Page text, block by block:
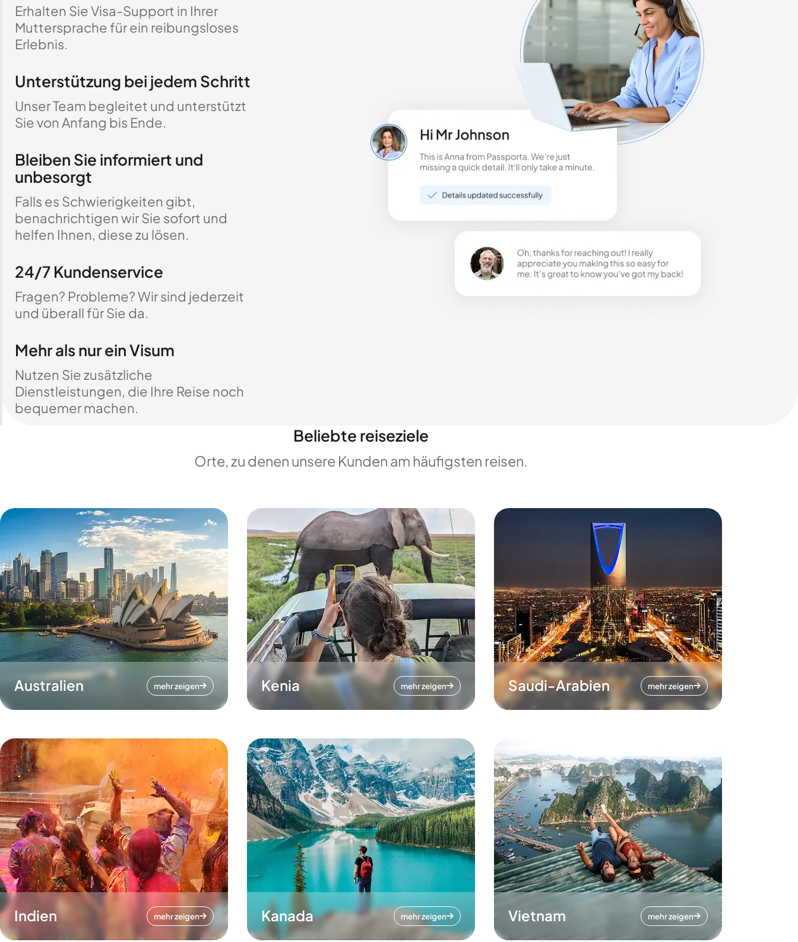
Erhalten Sie Visa-Support in Ihrer
Muttersprache für ein reibungsloses
Erlebnis.
Unterstützung bei jedem Schritt
Unser Team begleitet und unterstützt
Sie von Anfang bis Ende.
Bleiben Sie informiert und
unbesorgt
Falls es Schwierigkeiten gibt,
benachrichtigen wir Sie sofort und
helfen Ihnen, diese zu lösen.
24/7 Kundenservice
Fragen? Probleme? Wir sind jederzeit
und überall für Sie da.
Mehr als nur ein Visum
Nutzen Sie zusätzliche
Dienstleistungen, die Ihre Reise noch
bequemer machen.
Beliebte reiseziele
Orte, zu denen unsere Kunden am häufigsten reisen.
Australien mehr zeigen Kenia mehr zeigen Saudi-Arabien mehr zeigen
Indien mehr zeigen Kanada mehr zeigen Vietnam mehr zeigen